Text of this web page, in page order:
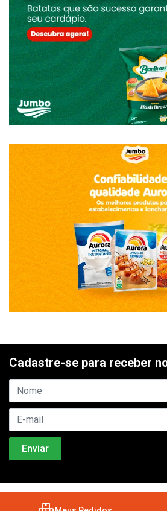
Cadastre-se para receber